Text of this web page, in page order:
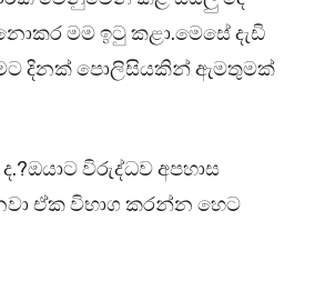
මම ඉටු කළා.මෙසේ දැඩි
දිනක් පොලිසියකින් ඇමතුමක්
විරුද්ධව අපහාස
ඒක විභාග කරන්න හෙට